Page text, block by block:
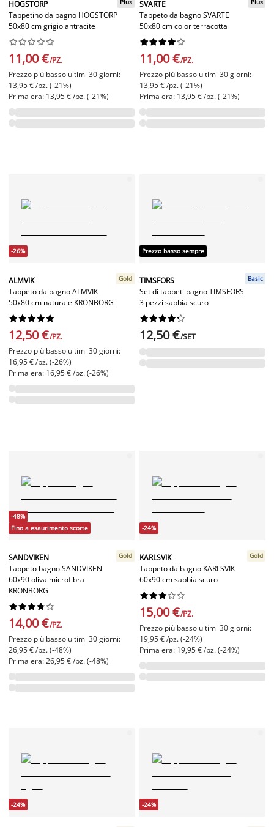
HOGSTORP
Tappetino da bagno HOGSTORP
50x80 cm grigio antracite






11,00 €/PZ.
Prezzo più basso ultimi 30 giorni:
13,95 € /pz. (-21%)
Prima era: 13,95 € /pz. (-21%)
SVARTE
Tappeto da bagno SVARTE
50x80 cm color terracotta






11,00 €/PZ.
Prezzo più basso ultimi 30 giorni:
13,95 € /pz. (-21%)
Prima era: 13,95 € /pz. (-21%)
-26%
ALMVIK
Tappeto da bagno ALMVIK
50x80 cm naturale KRONBORG
Gold






12,50 €/PZ.
Prezzo più basso ultimi 30 giorni:
16,95 € /pz. (-26%)
Prima era: 16,95 € /pz. (-26%)
Prezzo basso sempre
TIMSFORS
Set di tappeti bagno TIMSFORS
3 pezzi sabbia scuro
Basic






12,50 €/SET
-48%
Fino a esaurimento scorte
SANDVIKEN
Tappeto bagno SANDVIKEN
60x90 oliva microfibra
KRONBORG
Gold






14,00 €/PZ.
Prezzo più basso ultimi 30 giorni:
26,95 € /pz. (-48%)
Prima era: 26,95 € /pz. (-48%)
-24%
KARLSVIK
Tappeto da bagno KARLSVIK
60x90 cm sabbia scuro
Gold






15,00 €/PZ.
Prezzo più basso ultimi 30 giorni:
19,95 € /pz. (-24%)
Prima era: 19,95 € /pz. (-24%)
-24% -24%